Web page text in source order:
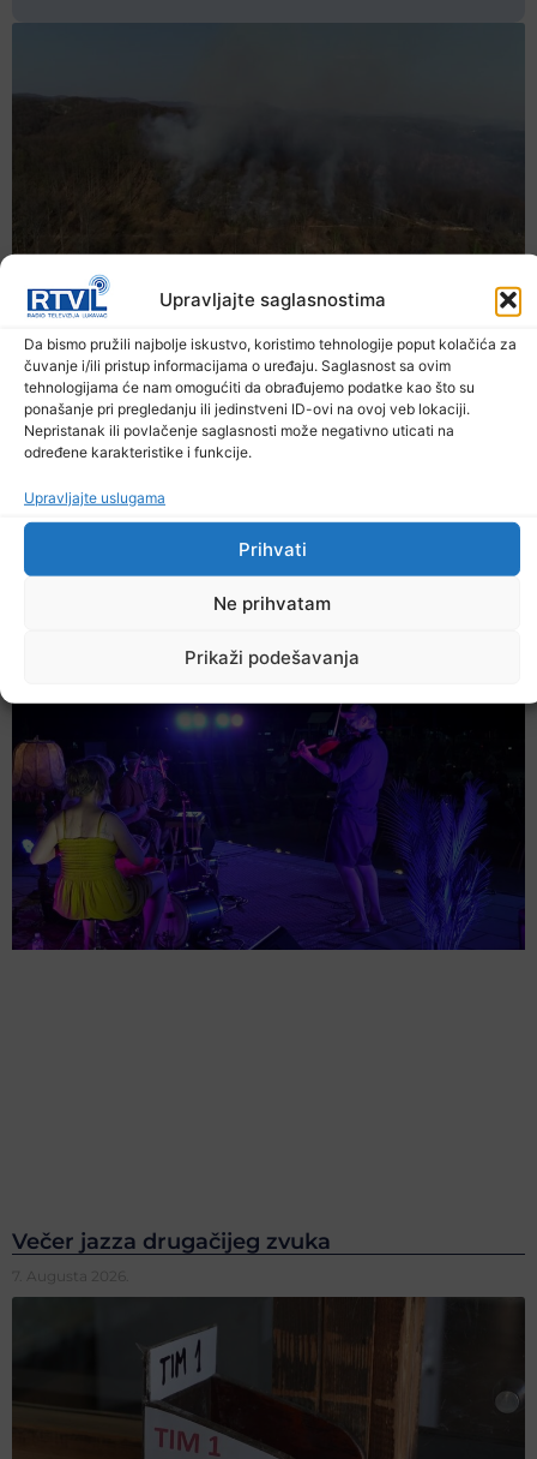
Upravljajte saglasnostima
Da bismo pružili najbolje iskustvo, koristimo tehnologije poput kolačića za
čuvanje i/ili pristup informacijama o uređaju. Saglasnost sa ovim
tehnologijama će nam omogućiti da obrađujemo podatke kao što su
ponašanje pri pregledanju ili jedinstveni ID-ovi na ovoj veb lokaciji.
Nepristanak ili povlačenje saglasnosti može negativno uticati na
određene karakteristike i funkcije.
Upravljajte uslugama
Prihvati
Ne prihvatam
Prikaži podešavanja
U TK povećan broj požara
Večer jazza drugačijeg zvuka
7. Augusta 2026.